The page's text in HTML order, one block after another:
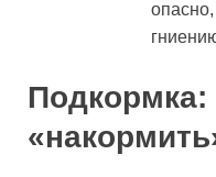
опасно,